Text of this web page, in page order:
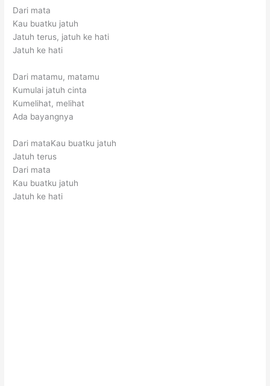
Dari mata
Kau buatku jatuh
Jatuh terus, jatuh ke hati
Jatuh ke hati
Dari matamu, matamu
Kumulai jatuh cinta
Kumelihat, melihat
Ada bayangnya
Dari mataKau buatku jatuh
Jatuh terus
Dari mata
Kau buatku jatuh
Jatuh ke hati